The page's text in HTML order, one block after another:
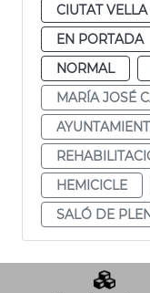
CIUTAT VELLA
EN PORTADA
NORMAL
MARÍA JOSÉ
HEMICICLE
SALÓ DE